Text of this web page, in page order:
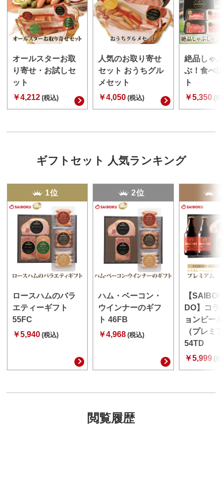
オールスターお取
り寄せ・お試しセ
ット
￥4,212 (税込)
人気のお取り寄せ
セット おうちグル
メセット
￥4,050 (税込)
絶品しゃ
ぶ！食べ
ト
￥5,350 (
ギフトセット 人気ランキング
1位
ロースハムのバラ
エティーギフト
55FC
￥5,940 (税込)
2位
ハム・ベーコン・
ウインナーのギフ
ト 46FB
￥4,968 (税込)
【
DO】コ
ョンビー
（プレミ
54TD
￥5,999 (
閲覧履歴